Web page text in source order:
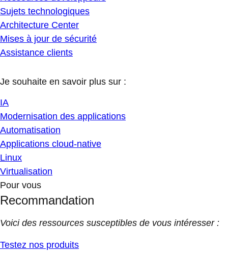
Sujets technologiques
Architecture Center
Mises à jour de sécurité
Assistance clients
Je souhaite en savoir plus sur :
IA
Modernisation des applications
Automatisation
Applications cloud-native
Linux
Virtualisation
Pour vous
Recommandation
Voici des ressources susceptibles de vous intéresser :
Testez nos produits